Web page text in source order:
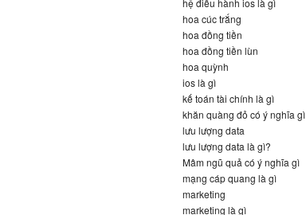
hệ điều hành ios là gì
hoa cúc trắng
hoa đồng tiền
hoa đồng tiền lùn
hoa quỳnh
ios là gì
kế toán tài chính là gì
khăn quàng đỏ có ý nghĩa gì
lưu lượng data
lưu lượng data là gì?
Mâm ngũ quả có ý nghĩa gì
mạng cáp quang là gì
marketing
marketing là gì